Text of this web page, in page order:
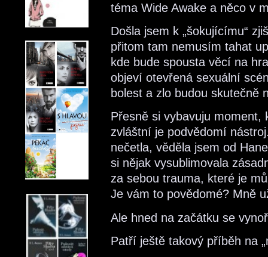
téma Wide Awake a něco v
Došla jsem k „šokujícímu“
přitom tam nemusím tahat
kde bude spousta věcí na
objeví otevřená sexuální
bolest a zlo budou skutečně
Přesně si vybavuju
zvláštní je podvědomí
nečetla, věděla jsem od
si nějak vysublimovala
za sebou trauma, které je
Je vám to povědomé? Mně
Ale hned na začátku se
Patří ještě takový příběh na